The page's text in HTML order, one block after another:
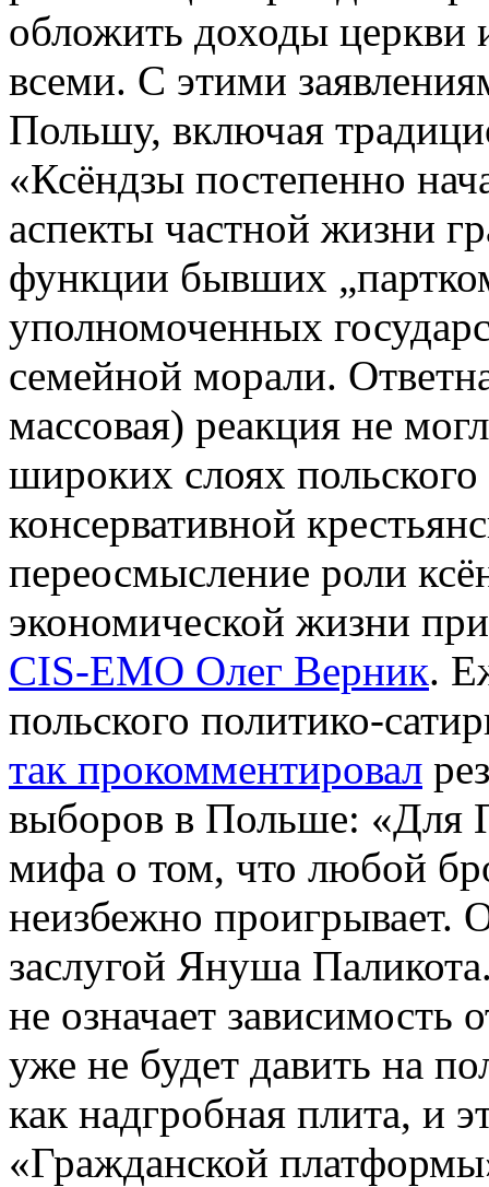
обложить доходы церкви
всеми. С этими
Польшу, включая
«Ксёндзы постепенно
аспекты частной жизни
функции бывших
уполномоченных
семейной морали.
массовая) реакция не
широких слоях
консервативной
переосмысление роли
экономической жизни
CIS-EMO Олег Верник.
польского политико-
так прокомментировал
выборов в Польше: «Для
мифа о том, что любой
неизбежно проигрывает.
заслугой Януша
не означает зависимость
уже не будет давить на
как надгробная плита, и
«Гражданской